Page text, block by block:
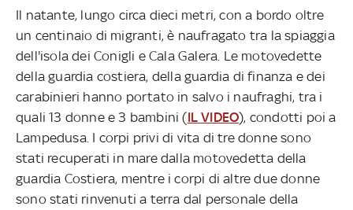
Il natante, lungo circa dieci metri, con a bordo oltre
un centinaio di migranti, è naufragato tra la spiaggia
dell'isola dei Conigli e Cala Galera. Le motovedette
della guardia costiera, della guardia di finanza e dei
carabinieri hanno portato in salvo i naufraghi, tra i
quali 13 donne e 3 bambini (IL VIDEO), condotti poi a
Lampedusa. I corpi privi di vita di tre donne sono
stati recuperati in mare dalla motovedetta della
guardia Costiera, mentre i corpi di altre due donne
sono stati rinvenuti a terra dal personale della